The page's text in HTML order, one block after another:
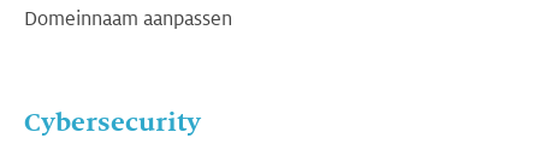
Domeinnaam aanpassen
Cybersecurity